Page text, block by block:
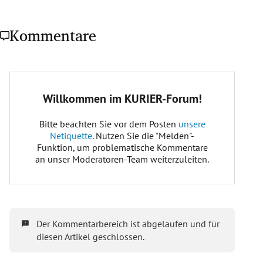
Kommentare